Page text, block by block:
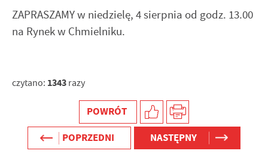
ZAPRASZAMY w niedzielę, 4 sierpnia od godz. 13.00
na Rynek w Chmielniku.
czytano: 1343 razy
POWRÓT
POPRZEDNI
NASTĘPNY